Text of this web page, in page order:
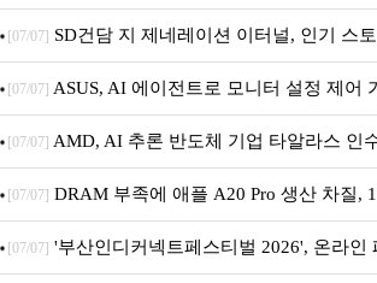
던전 13’ 참가!
[07/07] SD건담 지 제네레이션 이터널, 인기 스
아의 용사’ 재개최 및 풍성한 기념 이벤트 실시!
[07/07] ASUS, AI 에이전트로 모니터 설정 제어
[07/07] AMD, AI 추론 반도체 기업 타알라스 인
[07/07] DRAM 부족에 애플 A20 Pro 생산 차질,
퍼 대기
[07/07] '부산인디커넥트페스티벌 2026', 온라인